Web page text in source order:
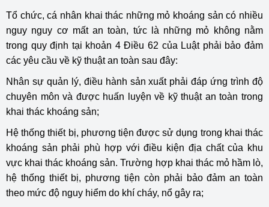
Tổ chức, cá nhân khai thác những mỏ khoáng sản có nhiều
nguy nguy cơ mất an toàn, tức là những mỏ không nằm
trong quy định tại khoản 4 Điều 62 của Luật phải bảo đảm
các yêu cầu về kỹ thuật an toàn sau đây:
Nhân sự quản lý, điều hành sản xuất phải đáp ứng trình độ
chuyên môn và được huấn luyện về kỹ thuật an toàn trong
khai thác khoáng sản;
Hệ thống thiết bị, phương tiện được sử dụng trong khai thác
khoáng sản phải phù hợp với điều kiện địa chất của khu
vực khai thác khoáng sản. Trường hợp khai thác mỏ hầm lò,
hệ thống thiết bị, phương tiện còn phải bảo đảm an toàn
theo mức độ nguy hiểm do khí cháy, nổ gây ra;